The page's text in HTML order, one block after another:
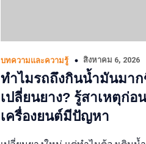
บทความและความรู้ สิงหาคม 6, 2026
ทำไมรถถึงกินน้ำมันมา
เปลี่ยนยาง? รู้สาเหตุก่อ
เครื่องยนต์มีปัญหา